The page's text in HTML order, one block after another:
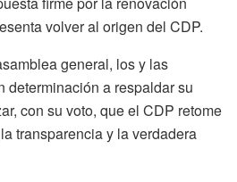
volver al origen del CDP.
general, los y las
determinación a respaldar su
con su voto, que el CDP retome
transparencia y la verdadera